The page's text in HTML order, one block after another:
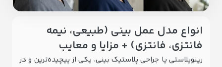
انواع مدل عمل بینی (طبیعی، نیمه‌
فانتزی، فانتزی) + مزایا و معایب
رینوپلاستی یا جراحی پلاستیک بینی، یکی از پیچیده‌ترین و در